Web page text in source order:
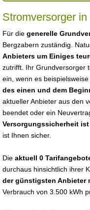
Stromversorger
Für die generelle
Bergzabern zuständig.
Anbieters um Einiges
zutrifft. Ihr Grundversorger
ein, wenn es
des einen und dem
aktueller Anbieter aus den
beendet oder ein
Versorgungssicherheit
ist Ihnen sicher.
Die aktuell 0
durchaus hinsichtlich ihrer
der günstigsten Anbieter
Verbrauch von 3.500 kWh